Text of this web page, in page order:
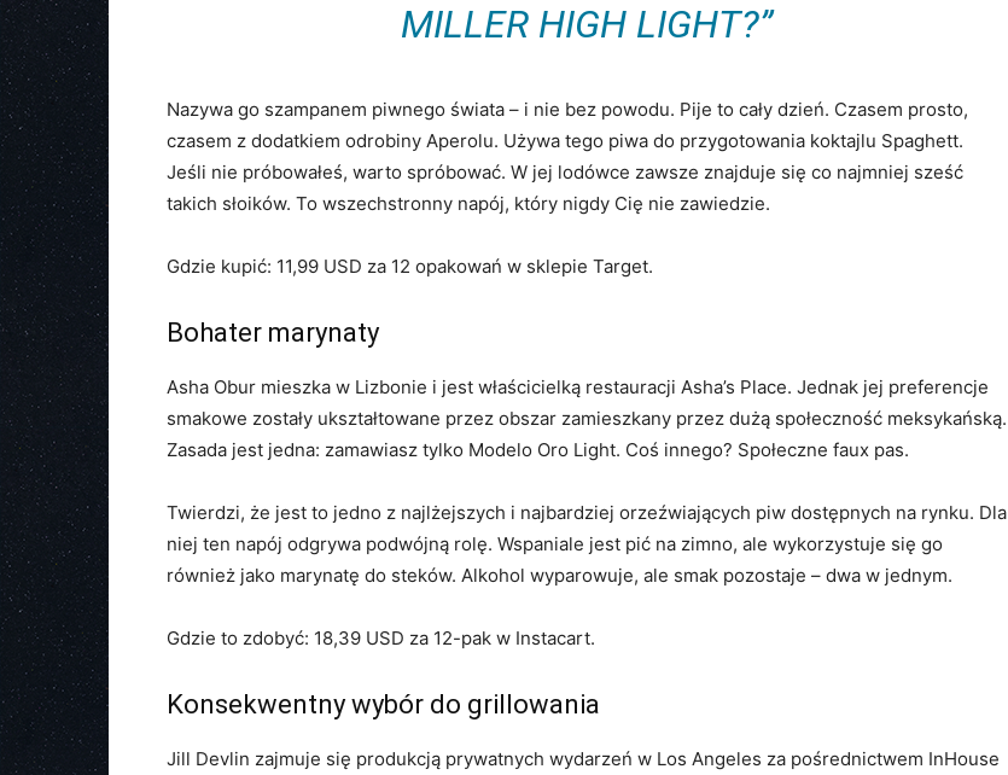
MILLER HIGH LIGHT?”
Nazywa go szampanem piwnego świata – i nie bez powodu. Pije to cały dzień. Czasem prosto,
czasem z dodatkiem odrobiny Aperolu. Używa tego piwa do przygotowania koktajlu Spaghett.
Jeśli nie próbowałeś, warto spróbować. W jej lodówce zawsze znajduje się co najmniej sześć
takich słoików. To wszechstronny napój, który nigdy Cię nie zawiedzie.
Gdzie kupić: 11,99 USD za 12 opakowań w sklepie Target.
Bohater marynaty
Asha Obur mieszka w Lizbonie i jest właścicielką restauracji Asha’s Place. Jednak jej preferencje
smakowe zostały ukształtowane przez obszar zamieszkany przez dużą społeczność meksykańską.
Zasada jest jedna: zamawiasz tylko Modelo Oro Light. Coś innego? Społeczne faux pas.
Twierdzi, że jest to jedno z najlżejszych i najbardziej orzeźwiających piw dostępnych na rynku. Dla
niej ten napój odgrywa podwójną rolę. Wspaniale jest pić na zimno, ale wykorzystuje się go
również jako marynatę do steków. Alkohol wyparowuje, ale smak pozostaje – dwa w jednym.
Gdzie to zdobyć: 18,39 USD za 12-pak w Instacart.
Konsekwentny wybór do grillowania
Jill Devlin zajmuje się produkcją prywatnych wydarzeń w Los Angeles za pośrednictwem InHouse